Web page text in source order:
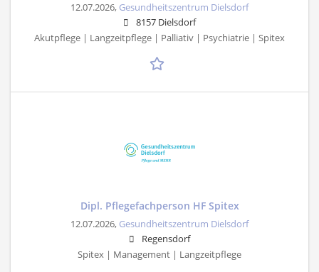
12.07.2026, Gesundheitszentrum Dielsdorf
8157 Dielsdorf
Akutpflege | Langzeitpflege | Palliativ | Psychiatrie | Spitex
Dipl. Pflegefachperson HF Spitex
12.07.2026, Gesundheitszentrum Dielsdorf
Regensdorf
Spitex | Management | Langzeitpflege